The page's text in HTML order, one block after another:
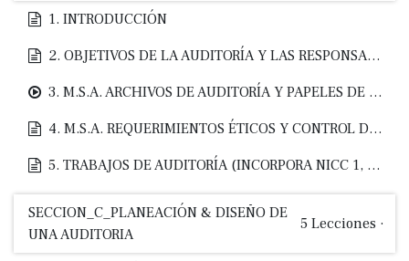
1. INTRODUCCIÓN
2. OBJETIVOS DE LA AUDITORÍA Y LAS RESPONSABILIDADES RESPECTIVAS (INCORPORA NIA 200)
3. M.S.A. ARCHIVOS DE AUDITORÍA Y PAPELES DE TRABAJO (INCORPORA NIA 230)
4. M.S.A. REQUERIMIENTOS ÉTICOS Y CONTROL DE CALIDAD (INCORPORA NICC 1, NIA 220 y CE)
5. TRABAJOS DE AUDITORÍA (INCORPORA NICC 1, NIA 210 y NIA 220)
SECCION_C_PLANEACIÓN & DISEÑO DE
UNA AUDITORIA
5 Lecciones ·